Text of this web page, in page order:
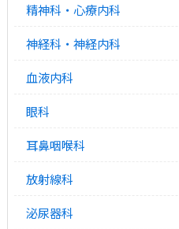
精神科・心療内科
神経科・神経内科
血液内科
眼科
耳鼻咽喉科
放射線科
泌尿器科